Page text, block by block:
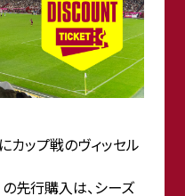
カップ戦のヴィッセル
の先行購入は、シーズ